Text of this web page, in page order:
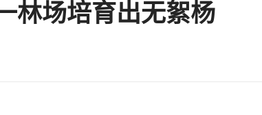
林场培育出无絮杨